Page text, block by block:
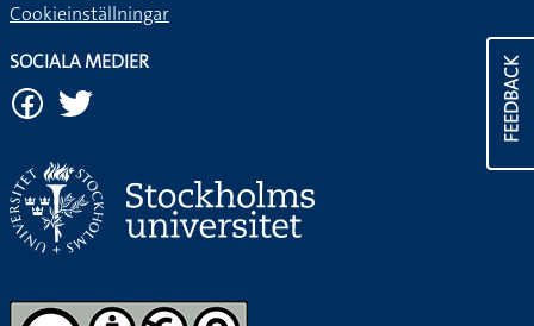
FEEDBACK
Cookieinställningar
SOCIALA MEDIER